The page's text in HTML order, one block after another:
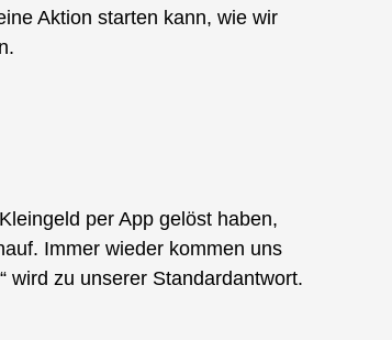
Aktion starten kann, wie wir
per App gelöst haben,
Immer wieder kommen uns
wird zu unserer Standardantwort.